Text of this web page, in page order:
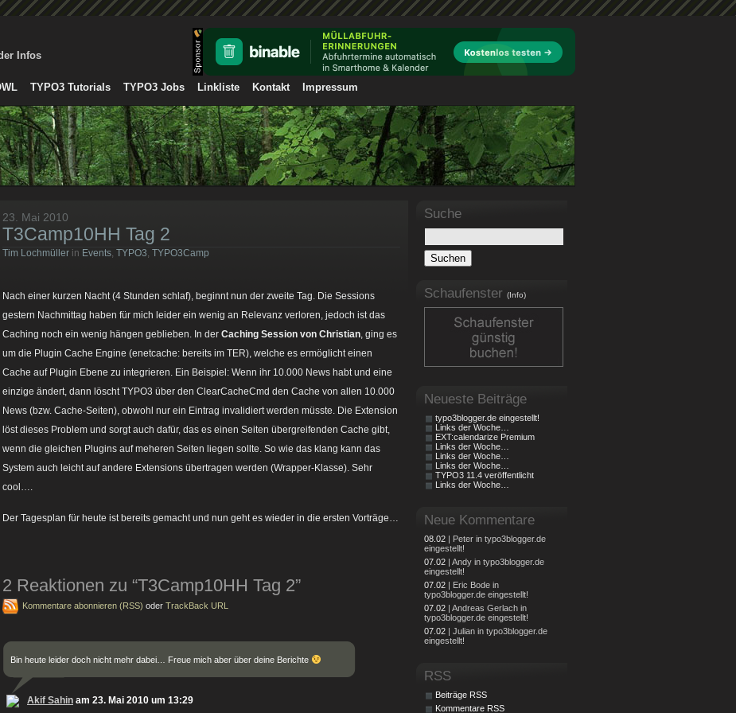
Infos
TYPO3 Tutorials TYPO3 Jobs Linkliste Kontakt Impressum
23. Mai 2010
T3Camp10HH Tag 2
Tim Lochmüller in Events, TYPO3, TYPO3Camp
Nach einer kurzen Nacht (4 Stunden schlaf), beginnt nun der zweite Tag. Die Sessions
gestern Nachmittag haben für mich leider ein wenig an Relevanz verloren, jedoch ist das
Caching noch ein wenig hängen geblieben. In der Caching Session von Christian, ging es
um die Plugin Cache Engine (enetcache: bereits im TER), welche es ermöglicht einen
Cache auf Plugin Ebene zu integrieren. Ein Beispiel: Wenn ihr 10.000 News habt und eine
einzige ändert, dann löscht TYPO3 über den ClearCacheCmd den Cache von allen 10.000
News (bzw. Cache-Seiten), obwohl nur ein Eintrag invalidiert werden müsste. Die Extension
löst dieses Problem und sorgt auch dafür, das es einen Seiten übergreifenden Cache gibt,
wenn die gleichen Plugins auf meheren Seiten liegen sollte. So wie das klang kann das
System auch leicht auf andere Extensions übertragen werden (Wrapper-Klasse). Sehr
cool….
Der Tagesplan für heute ist bereits gemacht und nun geht es wieder in die ersten Vorträge…
2 Reaktionen zu “T3Camp10HH Tag 2”
Kommentare abonnieren (RSS) oder TrackBack URL
Bin heute leider doch nicht mehr dabei… Freue mich aber über deine Berichte
Akif Sahin am 23. Mai 2010 um 13:29
Suche
Schaufenster (Info)
Neueste Beiträge
typo3blogger.de eingestellt!
Links der Woche…
EXT:calendarize Premium
Links der Woche…
Links der Woche…
Links der Woche…
TYPO3 11.4 veröffentlicht
Links der Woche…
Neue Kommentare
08.02 | Peter in typo3blogger.de
eingestellt!
07.02 | Andy in typo3blogger.de
eingestellt!
07.02 | Eric Bode in
typo3blogger.de eingestellt!
07.02 | Andreas Gerlach in
typo3blogger.de eingestellt!
07.02 | Julian in typo3blogger.de
eingestellt!
RSS
Beiträge RSS
Kommentare RSS